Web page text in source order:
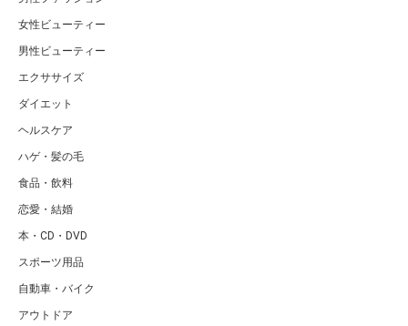
女性ビューティー
男性ビューティー
エクササイズ
ダイエット
ヘルスケア
ハゲ・髪の毛
食品・飲料
恋愛・結婚
本・CD・DVD
スポーツ用品
自動車・バイク
アウトドア